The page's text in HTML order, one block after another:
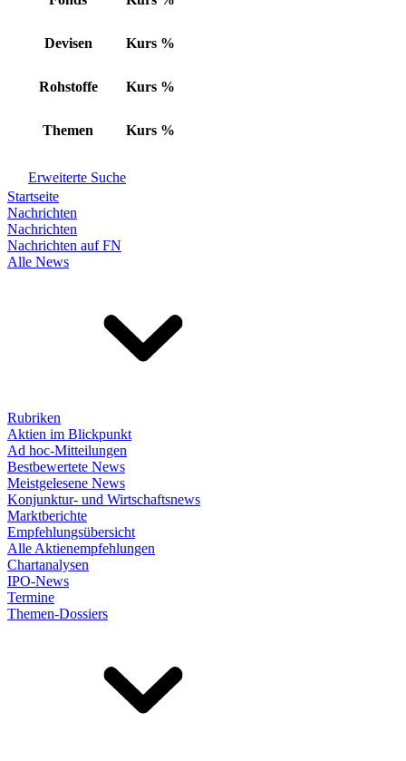
Devisen Kurs %
Rohstoffe Kurs %
Themen Kurs %
Erweiterte Suche
Startseite
Nachrichten
Nachrichten
Nachrichten auf FN
Alle News
Rubriken
Aktien im Blickpunkt
Ad hoc-Mitteilungen
Bestbewertete News
Meistgelesene News
Konjunktur- und Wirtschaftsnews
Marktberichte
Empfehlungsübersicht
Alle Aktienempfehlungen
Chartanalysen
IPO-News
Termine
Themen-Dossiers